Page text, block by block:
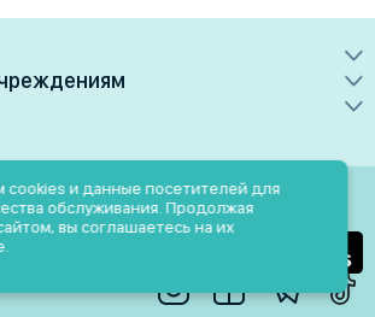
разрешено только при
ссылки на источник
cookies и данные посетителей для
обслуживания. Продолжая
вы соглашаетесь на их